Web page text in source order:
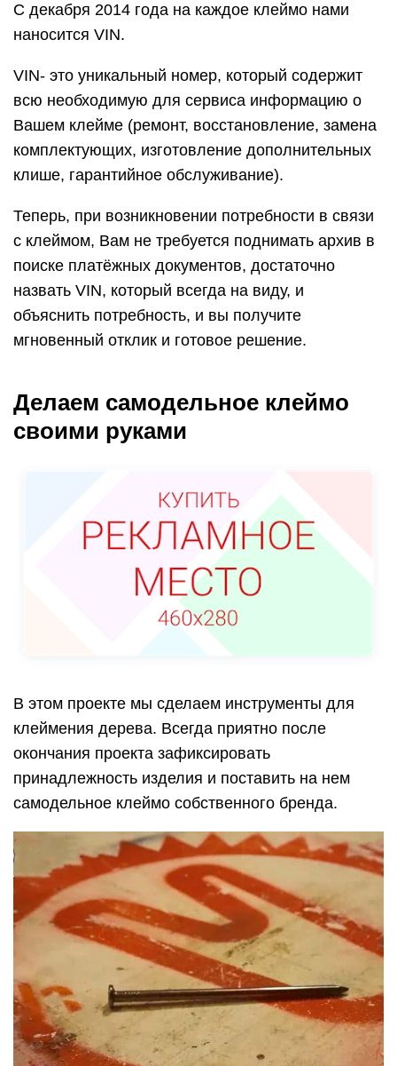
С декабря 2014 года на каждое клеймо нами
наносится VIN.
VIN- это уникальный номер, который содержит
всю необходимую для сервиса информацию о
Вашем клейме (ремонт, восстановление, замена
комплектующих, изготовление дополнительных
клише, гарантийное обслуживание).
Теперь, при возникновении потребности в связи
с клеймом, Вам не требуется поднимать архив в
поиске платёжных документов, достаточно
назвать VIN, который всегда на виду, и
объяснить потребность, и вы получите
мгновенный отклик и готовое решение.
Делаем самодельное клеймо
своими руками
В этом проекте мы сделаем инструменты для
клеймения дерева. Всегда приятно после
окончания проекта зафиксировать
принадлежность изделия и поставить на нем
самодельное клеймо собственного бренда.